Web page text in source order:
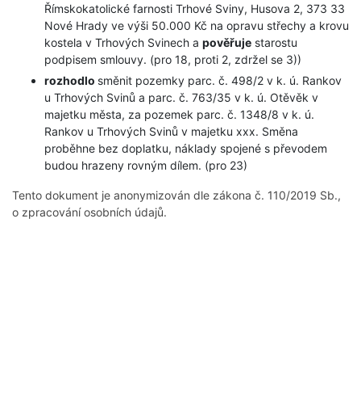
Římskokatolické farnosti Trhové Sviny, Husova 2, 373 33
Nové Hrady ve výši 50.000 Kč na opravu střechy a krovu
kostela v Trhových Svinech a pověřuje starostu
podpisem smlouvy. (pro 18, proti 2, zdržel se 3))
rozhodlo směnit pozemky parc. č. 498/2 v k. ú. Rankov
u Trhových Svinů a parc. č. 763/35 v k. ú. Otěvěk v
majetku města, za pozemek parc. č. 1348/8 v k. ú.
Rankov u Trhových Svinů v majetku xxx. Směna
proběhne bez doplatku, náklady spojené s převodem
budou hrazeny rovným dílem. (pro 23)
Tento dokument je anonymizován dle zákona č. 110/2019 Sb.,
o zpracování osobních údajů.